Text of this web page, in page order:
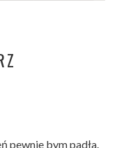
pewnie bym padła.